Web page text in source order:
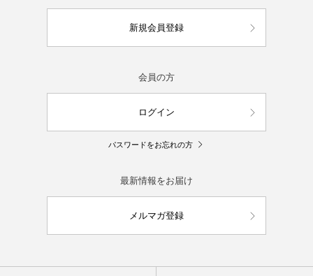
新規会員登録
会員の方
ログイン
パスワードをお忘れの方
最新情報をお届け
メルマガ登録